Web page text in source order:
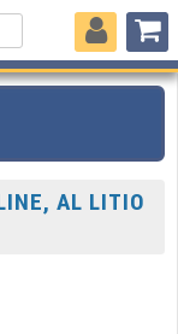
AL LITIO